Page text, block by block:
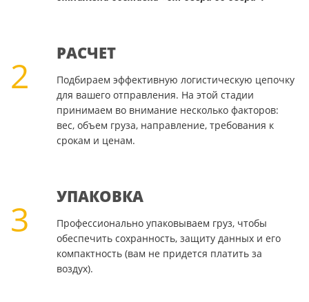
2
РАСЧЕТ
Подбираем эффективную логистическую цепочку
для вашего отправления. На этой стадии
принимаем во внимание несколько факторов:
вес, объем груза, направление, требования к
срокам и ценам.
3
УПАКОВКА
Профессионально упаковываем груз, чтобы
обеспечить сохранность, защиту данных и его
компактность (вам не придется платить за
воздух).